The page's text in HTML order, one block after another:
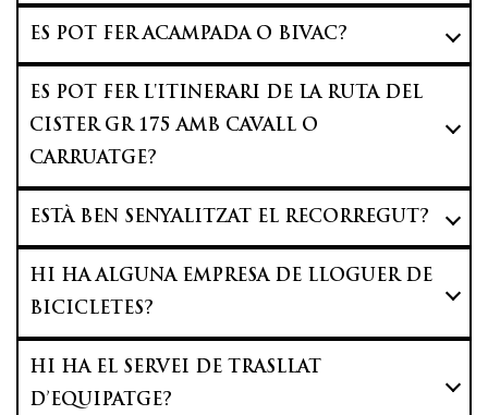
ES POT FER ACAMPADA O BIVAC?
ES POT FER L'ITINERARI DE LA RUTA DEL
CISTER GR 175 AMB CAVALL O
CARRUATGE?
ESTÀ BEN SENYALITZAT EL RECORREGUT?
HI HA ALGUNA EMPRESA DE LLOGUER DE
BICICLETES?
HI HA EL SERVEI DE TRASLLAT
D’EQUIPATGE?